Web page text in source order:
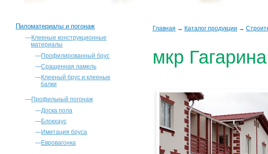
Пиломатериалы и погонаж
—Клееные конструкционные
материалы
—Профилированный брус
—Сращенная ламель
—Клееный брус и клееные
балки
—Профильный погонаж
—Доска пола
—Блокхаус
—Имитация бруса
—Евровагонка
Главная → Каталог продукции →
мкр Гагарина